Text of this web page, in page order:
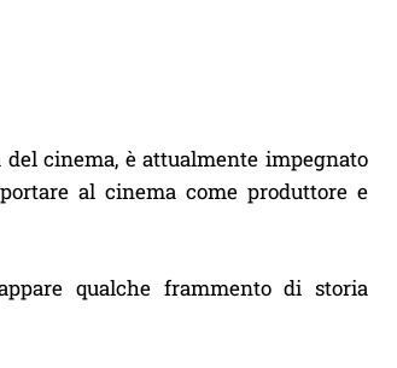
cinema, è attualmente impegnato
al cinema come produttore e
qualche frammento di storia